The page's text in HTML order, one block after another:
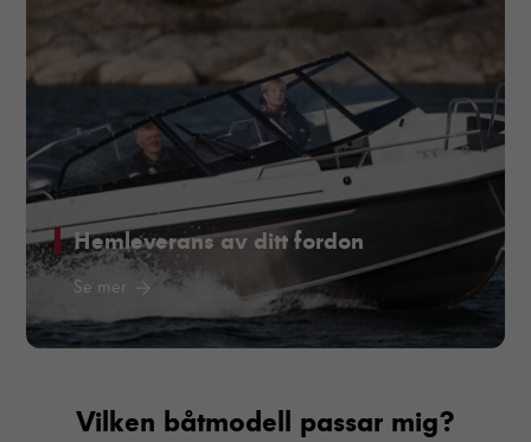
Hemleverans av ditt fordon
Se mer
Vilken båtmodell passar mig?